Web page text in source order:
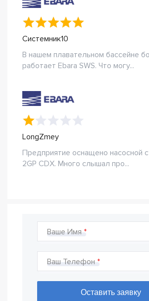
Системник10
В нашем плавательном бассейне
работает Ebara SWS. Что могу...
LongZmey
Предприятие оснащено насосной
2GP CDX. Много слышал про...
Ваше Имя
Ваш Телефон